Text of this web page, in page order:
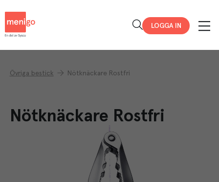
LOGGA IN
Övriga bestick Nötknäckare Rostfri
Nötknäckare Rostfri